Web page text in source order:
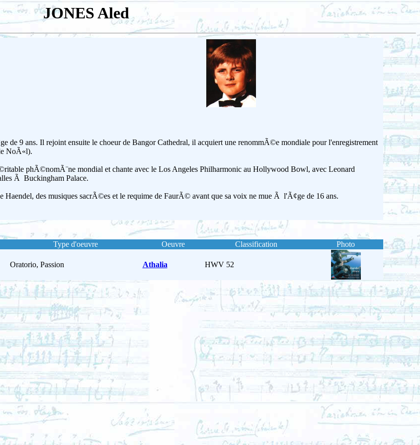
JONES Aled
9 ans. Il rejoint ensuite le choeur de Bangor Cathedral, il acquiert une renommÃ©e mondiale pour l'enregistrement
NoÃ«l).
phÃ©nomÃ¨ne mondial et chante avec le Los Angeles Philharmonic au Hollywood Bowl, avec Leonard
Ã Buckingham Palace.
des musiques sacrÃ©es et le requime de FaurÃ© avant que sa voix ne mue Ã l'Ã¢ge de 16 ans.
Type d'oeuvre Oeuvre Classification Photo
Oratorio, Passion Athalia HWV 52